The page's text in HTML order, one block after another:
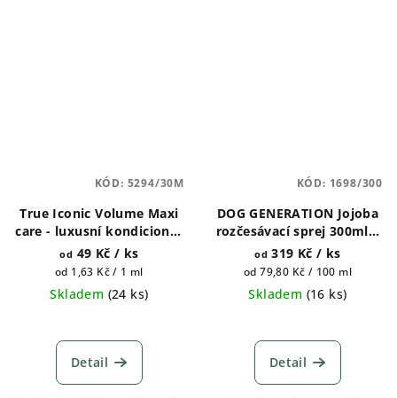
True Iconic Volume Maxi
care - luxusní kondicionér
pro psy 400ml a 1 galon
(4500ml)
od 49 Kč / ks
Měrná
cena:
od 1,63 Kč / 1 ml
Skladem (24 ks)
Detail
KÓD: 5294/30M
DOG GENERATION Jojoba
rozčesávací sprej 300ml a
500ml
od 319 Kč/ ks
Měrná
cena:
od 79,80 Kč / 100 ml
Skladem (16 ks)
hodnocení
produktu
Detail
KÓD: 1698/300